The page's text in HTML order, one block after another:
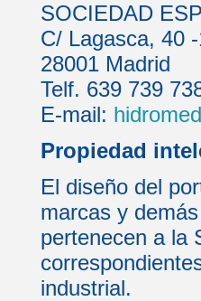
SOCIEDAD
C/ Lagasca, 40
28001 Madrid
Telf. 639 739
E-mail:
Propiedad
El diseño del
marcas y
pertenecen a la
industrial.